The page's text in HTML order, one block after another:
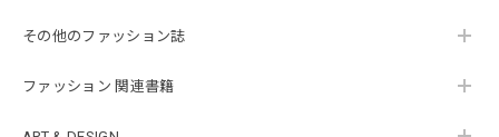
その他のファッション誌
ファッション 関連書籍